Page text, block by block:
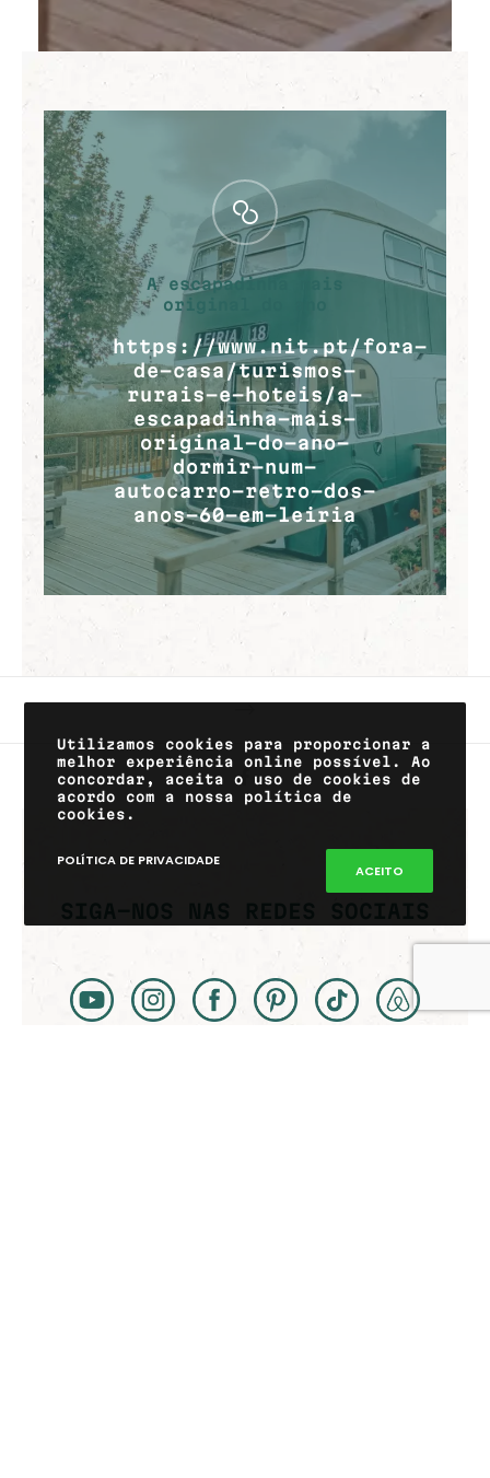
A escapadinha mais
original do ano
https://www.nit.pt/fora-
de-casa/turismos-
rurais-e-hoteis/a-
escapadinha-mais-
original-do-ano-
dormir-num-
autocarro-retro-dos-
anos-60-em-leiria
Utilizamos cookies para proporcionar a
melhor experiência online possível. Ao
concordar, aceita o uso de cookies de
acordo com a nossa política de
cookies.
POLÍTICA DE PRIVACIDADE
ACEITO